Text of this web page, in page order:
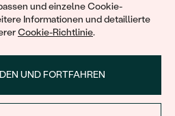
und einzelne Cookie-
Informationen und detaillierte
Cookie-Richtlinie.
UND FORTFAHREN